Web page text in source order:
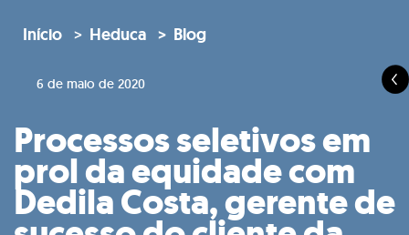
Início Heduca Blog
6 de maio de 2020
Processos seletivos em
prol da equidade com
Dedila Costa, gerente de